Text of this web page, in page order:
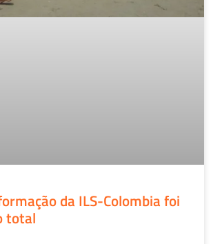
da ILS-Colombia foi
total